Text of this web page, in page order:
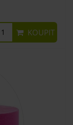
KOUPIT